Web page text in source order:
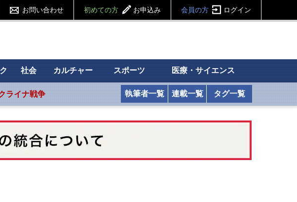
お問い合わせ 初めての方 お申込み 会員の方 ログイン
社会 カルチャー スポーツ 医療・サイエンス
ライナ戦争 執筆者一覧 連載一覧 タグ一覧